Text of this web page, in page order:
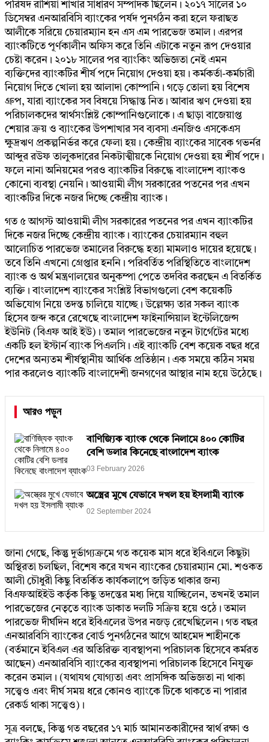
পরিষদ রাশিয়া শাখার সাধারণ সম্পাদক ছিলেন। ২০১৭ সালের ১০
ডিসেম্বর এনআরবিসি ব্যাংকের পর্ষদ পুনর্গঠন করা হলে ফরাছত
আলীকে সরিয়ে চেয়ারম্যান হন এস এম পারভেজ তমাল। এরপর
ব্যাংকটিতে পূর্ণকালীন অফিস করে তিনি এটাকে নতুন রূপ দেওয়ার
চেষ্টা করেন। ২০১৮ সালের পর ব্যাংকিং অভিজ্ঞতা নেই এমন
ব্যক্তিদের ব্যাংকটির শীর্ষ পদে নিয়োগ দেওয়া হয়। কর্মকর্তা-কর্মচারী
নিয়োগ দিতে খোলা হয় আলাদা কোম্পানি। গড়ে তোলা হয় বিশেষ
গ্রুপ, যারা ব্যাংকের সব বিষয়ে সিদ্ধান্ত নিত। আবার ঋণ দেওয়া হয়
পরিচালকদের স্বার্থসংশ্লিষ্ট কোম্পানিগুলোকে। এ ছাড়া বাজেয়াপ্ত
শেয়ার ক্রয় ও ব্যাংকের উপশাখার সব ব্যবসা এনজিও এসকেএস
ক্ষুদ্রঋণ প্রকল্পনির্ভর করে ফেলা হয়। কেন্দ্রীয় ব্যাংকের সাবেক গভর্নর
আব্দুর রউফ তালুকদারের নিকটাত্মীয়কে নিয়োগ দেওয়া হয় শীর্ষ পদে।
ফলে নানা অনিয়মের পরও ব্যাংকটির বিরুদ্ধে বাংলাদেশ ব্যাংকও
কোনো ব্যবস্থা নেয়নি। আওয়ামী লীগ সরকারের পতনের পর এখন
ব্যাংকটির দিকে নজর দিচ্ছে কেন্দ্রীয় ব্যাংক।
গত ৫ আগস্ট আওয়ামী লীগ সরকারের পতনের পর এখন ব্যাংকটির
দিকে নজর দিচ্ছে কেন্দ্রীয় ব্যাংক। ব্যাংকের চেয়ারম্যান বহুল
আলোচিত পারভেজ তমালের বিরুদ্ধে হত্যা মামলাও দায়ের হয়েছে।
তবে তিনি এখনো গ্রেপ্তার হননি। পরিবর্তিত পরিস্থিতিতে বাংলাদেশ
ব্যাংক ও অর্থ মন্ত্রণালয়ের অনুকম্পা পেতে তদবির করছেন এ বিতর্কিত
ব্যক্তি। বাংলাদেশ ব্যাংকের সংশ্লিষ্ট বিভাগগুলো বেশ কয়েকটি
অভিযোগ নিয়ে তদন্ত চালিয়ে যাচ্ছে। উল্লেক্ষ্য তার সকল ব্যাংক
হিসেব জব্দ করে রেখেছে বাংলাদেশ ফাইনান্সিয়াল ইন্টেলিজেন্স
ইউনিট (বিএফ আই ইউ)। তমাল পারভেজের নতুন টার্গেটের মধ্যে
একটি হল ইস্টার্ন ব্যাংক পিএলসি। এই ব্যাংকটি বেশ কয়েক বছর ধরে
দেশের অন্যতম শীর্ষস্থানীয় আর্থিক প্রতিষ্ঠান। এক সময়ে কঠিন সময়
পার করলেও ব্যাংকটি বাংলাদেশী জনগণের আস্থার নাম হয়ে উঠেছে।
আরও পড়ুন
বাণিজ্যিক ব্যাংক থেকে নিলামে ৪০০ কোটির
বেশি ডলার কিনেছে বাংলাদেশ ব্যাংক
03 February 2026
অস্ত্রের মুখে যেভাবে দখল হয় ইসলামী ব্যাংক
02 September 2024
জানা গেছে, কিন্তু দুর্ভাগ্যক্রমে গত কয়েক মাস ধরে ইবিএলে কিছুটা
অস্থিরতা চলছিল, বিশেষ করে যখন ব্যাংকের চেয়ারম্যান মো. শওকত
আলী চৌধুরী কিছু বিতর্কিত কার্যকলাপে জড়িত থাকার জন্য
বিএফআইইউ কর্তৃক কিছু তদন্তের মধ্য দিয়ে যাচ্ছিলেন, তখনই তমাল
পারভেজের নেতৃতে ব্যাংক ডাকাত দলটি সক্রিয় হয়ে ওঠে। তমাল
পারভেজ দীর্ঘদিন ধরে ইবিএলের উপর নজড় রেখেছিলেন। গত বছর
এনআরবিসি ব্যাংকের বোর্ড পুনর্গঠনের আগে আহমেদ শাহীনকে
(বর্তমানে ইবিএল এর অতিরিক্ত ব্যবস্থাপনা পরিচালক হিসেবে কর্মরত
আছেন) এনআরবিসি ব্যাংকের ব্যবস্থাপনা পরিচালক হিসেবে নিযুক্ত
করেন তমাল। (যথাযথ যোগ্যতা এবং প্রাসঙ্গিক অভিজ্ঞতা না থাকা
সত্ত্বেও এবং দীর্ঘ সময় ধরে কোনও ব্যাংকে টিকে থাকতে না পারার
রেকর্ড থাকা সত্ত্বেও)।
সূত্র বলছে, কিন্তু গত বছরের ১৭ মার্চ আমানতকারীদের স্বার্থ রক্ষা ও